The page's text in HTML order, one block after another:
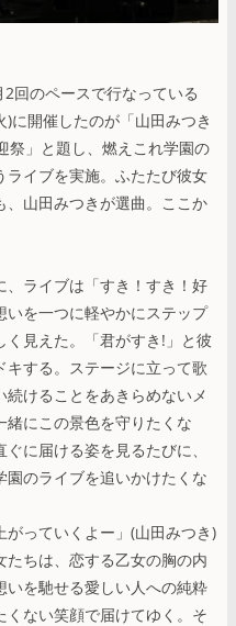
回のペースで行なっている
)に開催したのが「山田みつき
祭」と題し、燃えこれ学園の
イブを実施。ふたたび彼女
、山田みつきが選曲。ここか
ライブは「すき！すき！好
いを一つに軽やかにステップ
見えた。「君がすき!」と彼
する。ステージに立って歌
けることをあきらめないメ
緒にこの景色を守りたくな
に届ける姿を見るたびに、
園のライブを追いかけたくな
がっていくよー」(山田みつき)
ちは、恋する乙女の胸の内
いを馳せる愛しい人への純粋
ない笑顔で届けてゆく。そ